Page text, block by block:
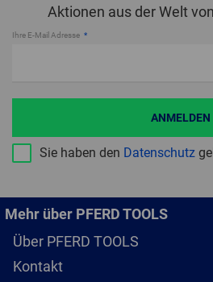
Aktionen aus der Welt von
Ihre E-Mail Adresse
Sie haben den Datenschutz
ANMELDEN
Mehr über PFERD TOOLS
Über PFERD TOOLS
Kontakt